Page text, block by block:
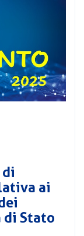
ai
Stato